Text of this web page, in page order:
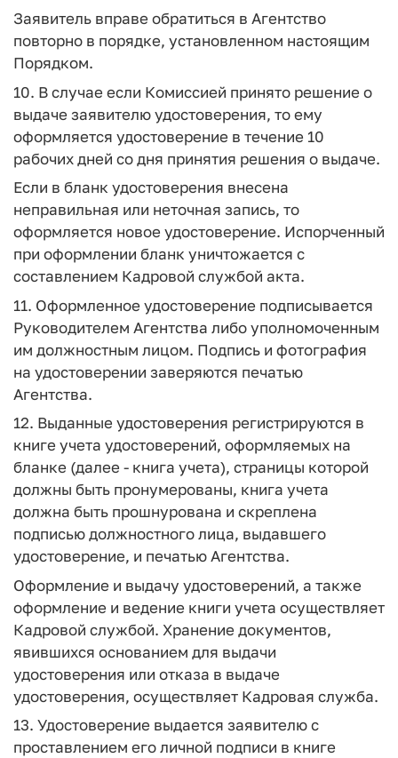
Заявитель вправе обратиться в Агентство
повторно в порядке, установленном настоящим
Порядком.
10. В случае если Комиссией принято решение о
выдаче заявителю удостоверения, то ему
оформляется удостоверение в течение 10
рабочих дней со дня принятия решения о выдаче.
Если в бланк удостоверения внесена
неправильная или неточная запись, то
оформляется новое удостоверение. Испорченный
при оформлении бланк уничтожается с
составлением Кадровой службой акта.
11. Оформленное удостоверение подписывается
Руководителем Агентства либо уполномоченным
им должностным лицом. Подпись и фотография
на удостоверении заверяются печатью
Агентства.
12. Выданные удостоверения регистрируются в
книге учета удостоверений, оформляемых на
бланке (далее - книга учета), страницы которой
должны быть пронумерованы, книга учета
должна быть прошнурована и скреплена
подписью должностного лица, выдавшего
удостоверение, и печатью Агентства.
Оформление и выдачу удостоверений, а также
оформление и ведение книги учета осуществляет
Кадровой службой. Хранение документов,
явившихся основанием для выдачи
удостоверения или отказа в выдаче
удостоверения, осуществляет Кадровая служба.
13. Удостоверение выдается заявителю с
проставлением его личной подписи в книге